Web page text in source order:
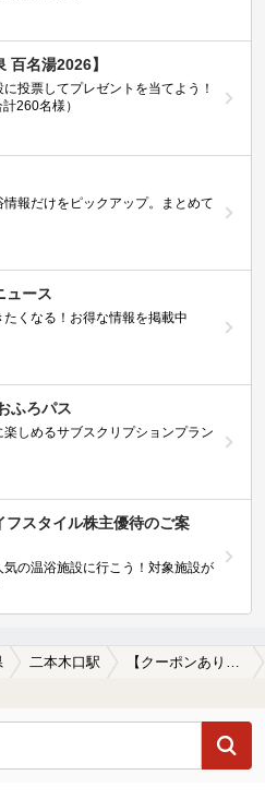
百名湯2026】
投票してプレゼントを当てよう！
260名様）
情報だけをピックアップ。まとめて
ュース
くなる！お得な情報を掲載中
ふろパス
しめるサブスクリプションプラン
フスタイル株主優待のご案
の温浴施設に行こう！対象施設が
二本木口駅